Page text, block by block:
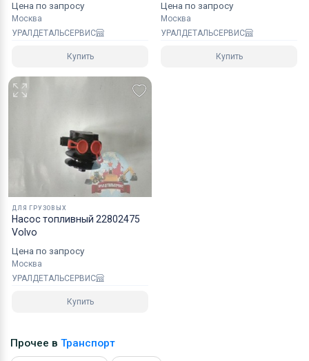
Цена по запросу
Москва
УРАЛДЕТАЛЬСЕРВИС
Купить
Цена по запросу
Москва
УРАЛДЕТАЛЬСЕРВИС
Купить
ДЛЯ ГРУЗОВЫХ
Насос топливный 22802475
Volvo
Цена по запросу
Москва
УРАЛДЕТАЛЬСЕРВИС
Купить
Прочее в Транспорт